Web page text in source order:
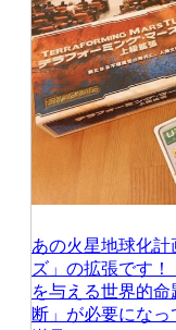
あの火星地球化
ズ」の拡張です
を与える世界的
断」が必要にな